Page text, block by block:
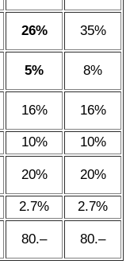
26% 35%
5% 8%
16% 16%
10% 10%
20% 20%
2.7% 2.7%
80.– 80.–